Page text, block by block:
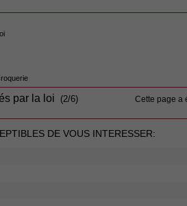
par la loi (2/6) Cette page a
DE VOUS INTERESSER: